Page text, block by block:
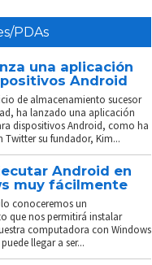
PDAs
una aplicación
Android
de almacenamiento sucesor
ha lanzado una aplicación
dispositivos Android, como ha
Twitter su fundador, Kim...
Android en
muy fácilmente
conoceremos un
que nos permitirá instalar
computadora con Windows
llegar a ser...